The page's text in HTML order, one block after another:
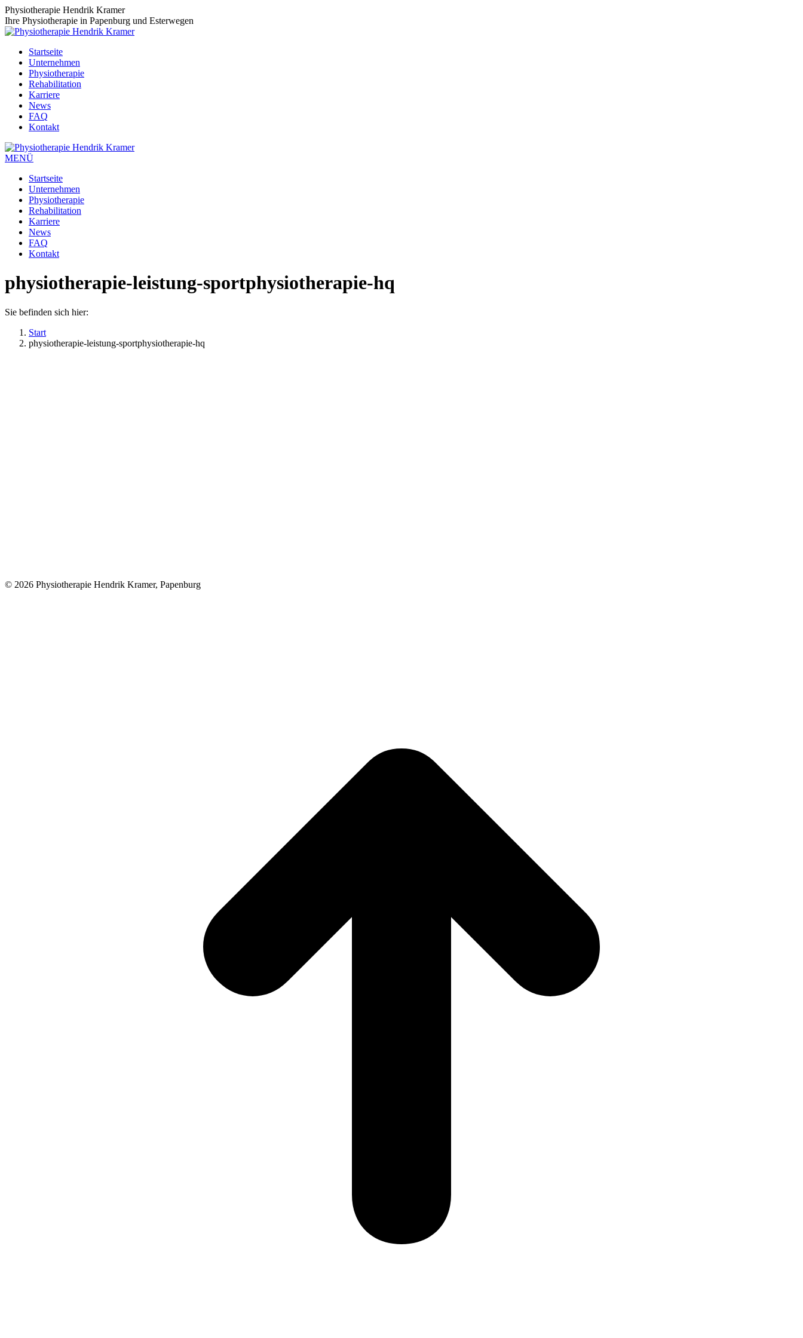
Zum
Inhalt
springen
Physiotherapie Hendrik Kramer
Ihre Physiotherapie in Papenburg und Esterwegen
Startseite
Unternehmen
Physiotherapie
Rehabilitation
Karriere
News
FAQ
Kontakt
MENÜ
Startseite
Unternehmen
Physiotherapie
Rehabilitation
Karriere
News
FAQ
Kontakt
physiotherapie-leistung-sportphysiotherapie-hq
Sie befinden sich hier:
Start
physiotherapie-leistung-sportphysiotherapie-hq
© 2026 Physiotherapie Hendrik Kramer, Papenburg